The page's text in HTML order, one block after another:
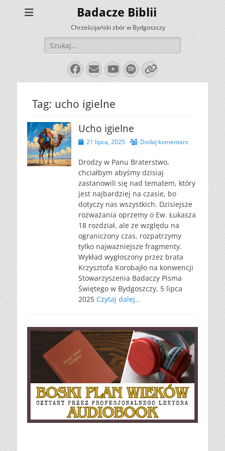
Badacze Biblii
Chrześcijański zbór w Bydgoszczy
Szukaj:
Facebook
E-
mail
YouTube
Spotify
Link
Tag: ucho igielne
Ucho igielne
Opublikowano
21 lipca, 2025 Dodaj komentarz
Drodzy w Panu Braterstwo,
chciałbym abyśmy dzisiaj
zastanowili się nad tematem, który
jest najbardziej na czasie, bo
dotyczy nas wszystkich. Dzisiejsze
rozważania oprzemy o Ew. Łukasza
18 rozdział, ale ze względu na
ograniczony czas, rozpatrzymy
tylko najważniejsze fragmenty.
Wykład wygłoszony przez brata
Krzysztofa Korobajło na konwencji
Stowarzyszenia Badaczy Pisma
Świętego w Bydgoszczy, 5 lipca
2025 Czytaj dalej…